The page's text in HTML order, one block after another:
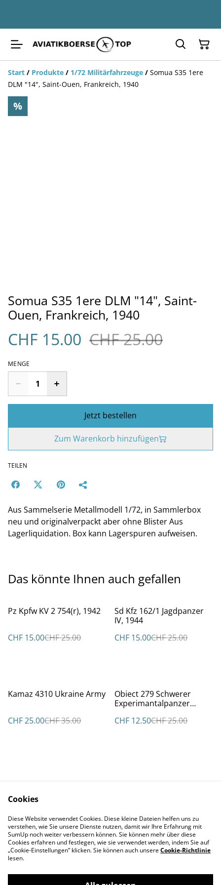
Start / Produkte / 1/72 Militärfahrzeuge / Somua S35 1ere
DLM "14", Saint-Ouen, Frankreich, 1940
%
Somua S35 1ere DLM "14", Saint-
Ouen, Frankreich, 1940
CHF 15.00 CHF 25.00
MENGE
Jetzt bestellen
Zum Warenkorb hinzufügen
TEILEN
Aus Sammelserie Metallmodell 1/72, in Sammlerbox
neu und originalverpackt aber ohne Blister Aus
Lagerliquidation. Box kann Lagerspuren aufweisen.
Das könnte Ihnen auch gefallen
%
Pz Kpfw KV 2 754(r), 1942
CHF 15.00CHF 25.00
%
Sd Kfz 162/1 Jagdpanzer
IV, 1944
CHF 15.00CHF 25.00
%
Kamaz 4310 Ukraine Army
CHF 25.00CHF 35.00
%
Obiect 279 Schwerer
Experimantalpanzer
CHF 12.50CHF 25.00
Datenschutz
Cookie Policy
Impressum
Cookies
Diese Website verwendet Cookies. Diese kleine Dateien helfen uns zu
verstehen, wie Sie unsere Dienste nutzen, damit wir Ihre Erfahrung mit
SumUp noch weiter verbessern können. Sie können mehr über diese
Cookies erfahren und festlegen, wie sie verwendet werden, indem Sie auf
„Cookie-Einstellungen” klicken. Sie können auch unsereCookie-Richtlinie
lesen.